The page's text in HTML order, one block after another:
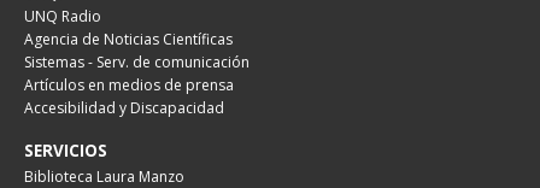
UNQ Radio
Agencia de Noticias Científicas
Sistemas - Serv. de comunicación
Artículos en medios de prensa
Accesibilidad y Discapacidad
SERVICIOS
Biblioteca Laura Manzo